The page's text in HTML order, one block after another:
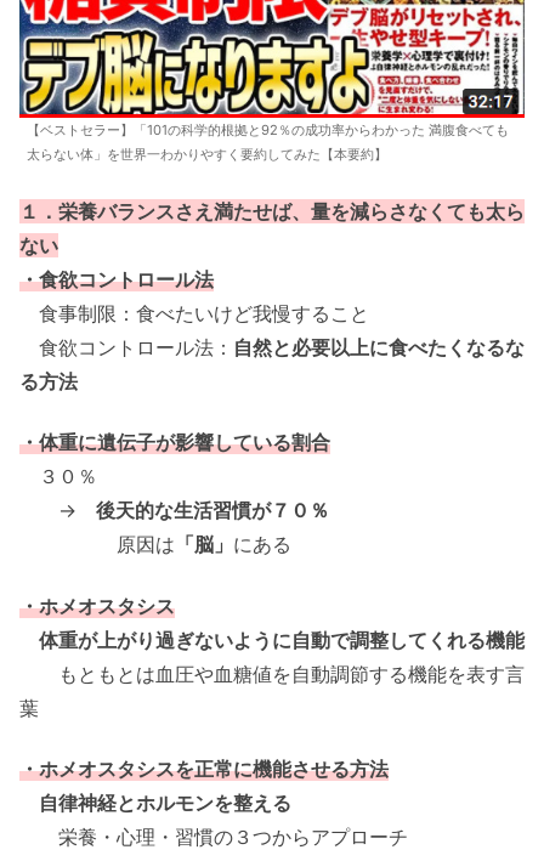
【ベストセラー】「101の科学的根拠と92％の成功率からわかった 満腹食べても
太らない体」を世界一わかりやすく要約してみた【本要約】
１．栄養バランスさえ満たせば、量を減らさなくても太ら
ない
・食欲コントロール法
食事制限：食べたいけど我慢すること
食欲コントロール法： 自然と必要以上に食べたくなるな
る方法
・体重に遺伝子が影響している割合
３０％
→ 後天的な生活習慣が７０％
原因は 「脳」 にある
・ホメオスタシス
体重が上がり過ぎないように自動で調整してくれる機能
もともとは血圧や血糖値を自動調節する機能を表す言
葉
・ホメオスタシスを正常に機能させる方法
自律神経とホルモンを整える
栄養・心理・習慣の３つからアプローチ